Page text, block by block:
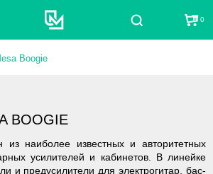
Поиск 0
Boogie
BOOGIE
наиболее известных и авторитетных
усилителей и кабинетов. В линейке
и предусилители для электрогитар, бас-